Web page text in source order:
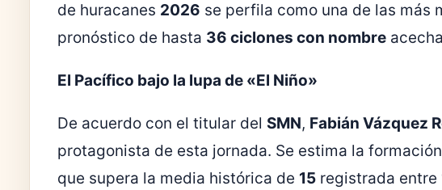
de huracanes 2026 se perfila como una de las más
pronóstico de hasta 36 ciclones con nombre
El Pacífico bajo la lupa de «El Niño»
De acuerdo con el titular del SMN, Fabián Vázquez
protagonista de esta jornada. Se estima la
que supera la media histórica de 15 registrada entre